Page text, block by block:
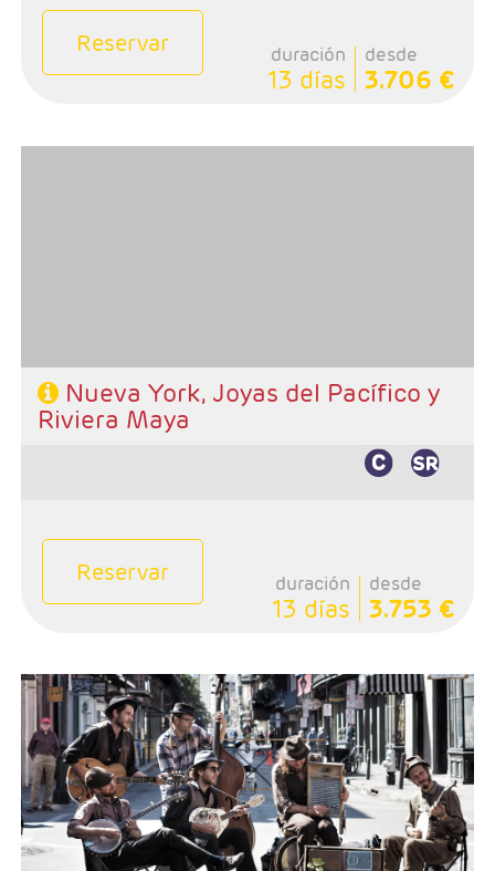
Reservar duración
13 días
desde
3.706 €
Nueva York, Joyas del Pacífico y
Riviera Maya
Reservar duración
13 días
desde
3.753 €
- Salida: Lunes
- Ruta: Chicago - Indianapolis - Nashville - Memphis -
New Orleans
- Categoría hotelera: 3*- 4*
- Régimen: Alojamiento y desayuno